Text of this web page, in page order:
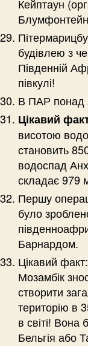
Кейптаун
будівлею з
Південній
півкулі!
В ПАР понад
Цікавий
висотою
становить
водоспад
складає 979
Першу
було
Барнардом.
Цікавий
Мозамбік
створити
територію в
в світі!
Бельгія або